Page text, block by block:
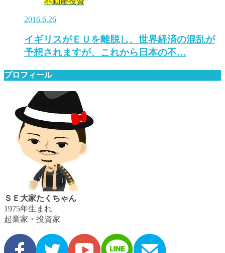
2016.6.26
イギリスがＥＵを離脱し、世界経済の混乱が
予想されますが、これから日本の不…
プロフィール
ＳＥ大家たくちゃん
1975年生まれ
起業家・投資家